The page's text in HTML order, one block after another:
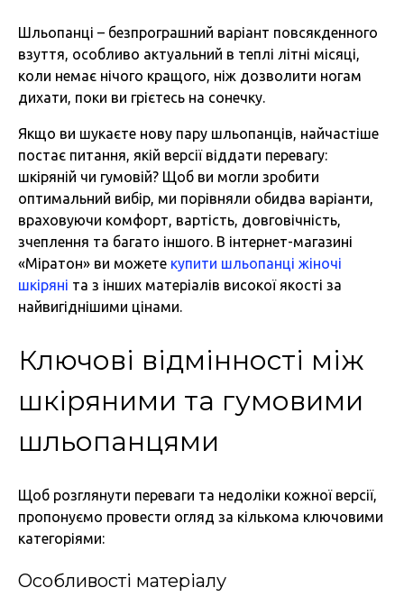
Шльопанці – безпрограшний варіант повсякденного
взуття, особливо актуальний в теплі літні місяці,
коли немає нічого кращого, ніж дозволити ногам
дихати, поки ви грієтесь на сонечку.
Якщо ви шукаєте нову пару шльопанців, найчастіше
постає питання, якій версії віддати перевагу:
шкіряній чи гумовій? Щоб ви могли зробити
оптимальний вибір, ми порівняли обидва варіанти,
враховуючи комфорт, вартість, довговічність,
зчеплення та багато іншого. В інтернет-магазині
«Міратон» ви можете купити шльопанці жіночі
шкіряні та з інших матеріалів високої якості за
найвигіднішими цінами.
Ключові відмінності між
шкіряними та гумовими
шльопанцями
Щоб розглянути переваги та недоліки кожної версії,
пропонуємо провести огляд за кількома ключовими
категоріями:
Особливості матеріалу